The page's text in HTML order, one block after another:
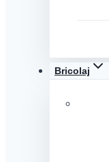
Bricolaj